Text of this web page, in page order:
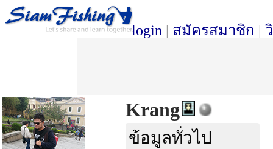
login | สมัครสมาชิก |
Krang
ข้อมูลทั่วไป